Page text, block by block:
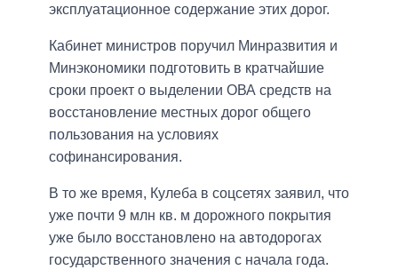
эксплуатационное содержание этих дорог.
Кабинет министров поручил Минразвития и
Минэкономики подготовить в кратчайшие
сроки проект о выделении ОВА средств на
восстановление местных дорог общего
пользования на условиях
софинансирования.
В то же время, Кулеба в соцсетях заявил, что
уже почти 9 млн кв. м дорожного покрытия
уже было восстановлено на автодорогах
государственного значения с начала года.